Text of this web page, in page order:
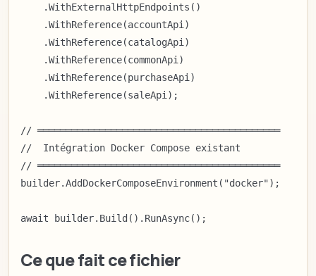
    .WithExternalHttpEndpoints()
    .WithReference(accountApi)
    .WithReference(catalogApi)
    .WithReference(commonApi)
    .WithReference(purchaseApi)
    .WithReference(saleApi);
// ═══════════════════════════════════════════
//  Intégration Docker Compose existant
// ═══════════════════════════════════════════
builder.AddDockerComposeEnvironment("docker");
await builder.Build().RunAsync();
Ce que fait ce fichier